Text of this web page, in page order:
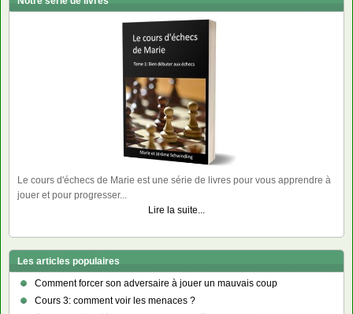
Le cours d'échecs de Marie est une série de livres pour vous apprendre à
jouer et pour progresser...
Lire la suite...
Les articles populaires
Comment forcer son adversaire à jouer un mauvais coup
Cours 3: comment voir les menaces ?